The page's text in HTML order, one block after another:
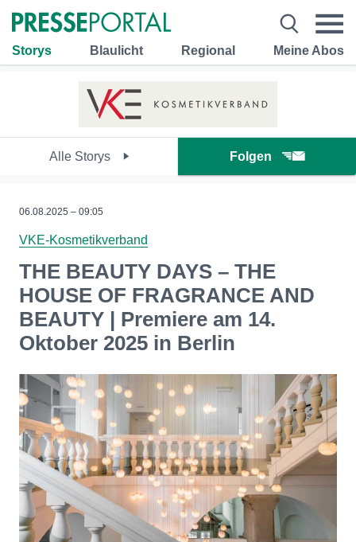
Storys Blaulicht Regional Meine Abos
Alle Storys Folgen
06.08.2025 – 09:05
VKE-Kosmetikverband
THE BEAUTY DAYS – THE
HOUSE OF FRAGRANCE AND
BEAUTY | Premiere am 14.
Oktober 2025 in Berlin